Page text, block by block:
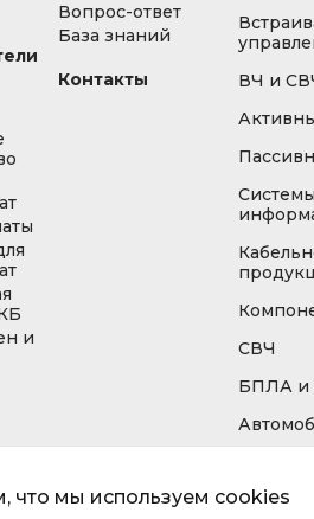
что мы используем cookies
и
Вопрос-ответ
База знаний
Контакты
ВЧ и
СВЧ
БПЛА и